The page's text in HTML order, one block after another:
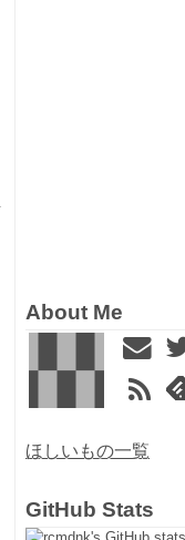
About Me
ほしいもの一覧
GitHub Stats